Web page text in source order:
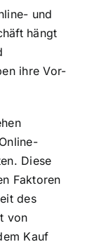
und
hängt
ihre Vor-
Diese
Faktoren
des
von
Kauf